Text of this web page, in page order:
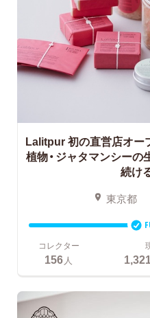
Lalitpur 初の直営店オー
植物・ジャタマンシーの
続け
東京都
コレクター
156 人